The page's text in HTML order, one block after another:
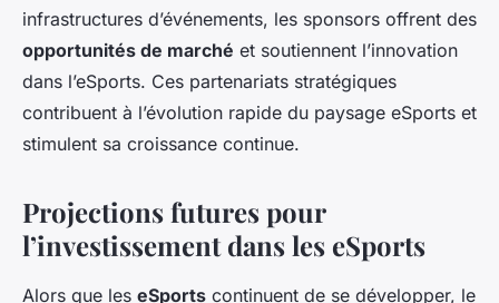
infrastructures d’événements, les sponsors offrent des
opportunités de marché et soutiennent l’innovation
dans l’eSports. Ces partenariats stratégiques
contribuent à l’évolution rapide du paysage eSports et
stimulent sa croissance continue.
Projections futures pour
l’investissement dans les eSports
Alors que les eSports continuent de se développer, le